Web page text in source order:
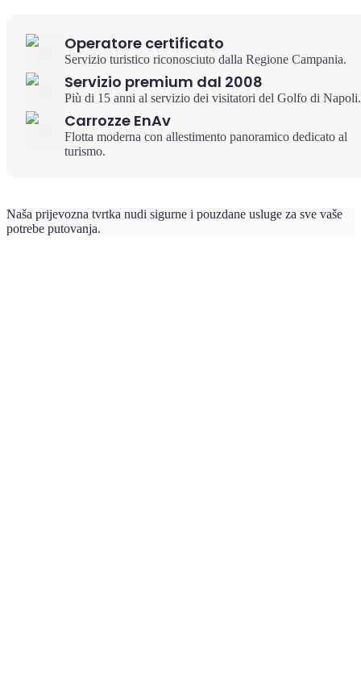
Operatore certificato
Servizio turistico riconosciuto dalla Regione Campania.
Servizio premium dal 2008
Più di 15 anni al servizio dei visitatori del Golfo di Napoli.
Carrozze EnAv
Flotta moderna con allestimento panoramico dedicato al
turismo.
Naša prijevozna tvrtka nudi sigurne i pouzdane usluge za sve vaše
potrebe putovanja.